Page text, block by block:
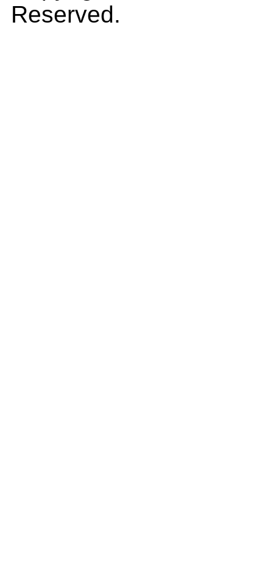
Reserved.